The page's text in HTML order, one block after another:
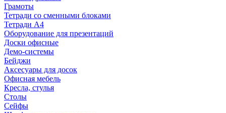
Грамоты
Тетради со сменными блоками
Тетради А4
Оборудование для презентаций
Доски офисные
Демо-системы
Бейджи
Аксесуары для досок
Офисная мебель
Кресла, стулья
Столы
Сейфы